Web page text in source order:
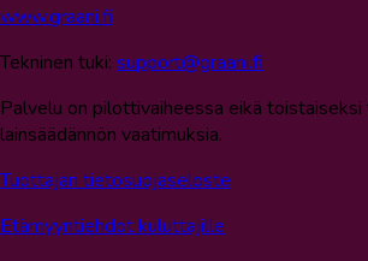
www.graani.fi
Tekninen tuki: support@graani.fi
Palvelu on pilottivaiheessa eikä
lainsäädännön vaatimuksia.
Tuottajan tietosuojaseloste
Etämyyntiehdot kuluttajille